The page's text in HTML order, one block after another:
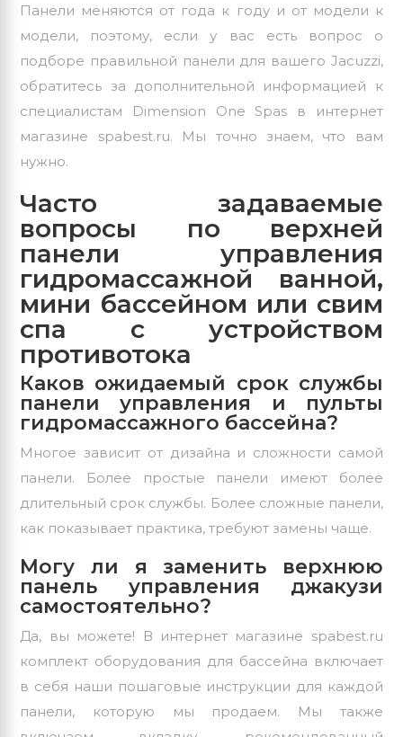
Панели меняются от года к году и от модели к
модели, поэтому, если у вас есть вопрос о
подборе правильной панели для вашего Jacuzzi,
обратитесь за дополнительной информацией к
специалистам Dimension One Spas в интернет
магазине spabest.ru. Мы точно знаем, что вам
нужно.
Часто задаваемые
вопросы по верхней
панели управления
гидромассажной ванной,
мини бассейном или свим
спа с устройством
противотока
Каков ожидаемый срок службы
панели управления и пульты
гидромассажного бассейна?
Многое зависит от дизайна и сложности самой
панели. Более простые панели имеют более
длительный срок службы. Более сложные панели,
как показывает практика, требуют замены чаще.
Могу ли я заменить верхнюю
панель управления джакузи
самостоятельно?
Да, вы можете! В интернет магазине spabest.ru
комплект оборудования для бассейна включает
в себя наши пошаговые инструкции для каждой
панели, которую мы продаем. Мы также